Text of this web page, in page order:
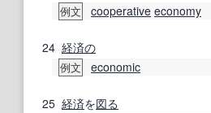
例文 cooperative economy
24 経済の
例文 economic
25 経済を図る